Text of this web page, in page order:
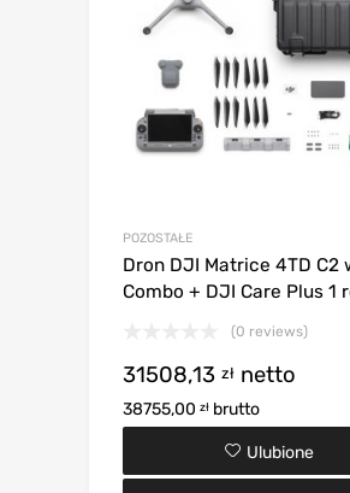
POZOSTAŁE
Dron DJI Matrice 4TD C2
Combo + DJI Care Plus 1
(0 reviews)
31508,13 zł netto
38755,00 zł brutto
Ulubione